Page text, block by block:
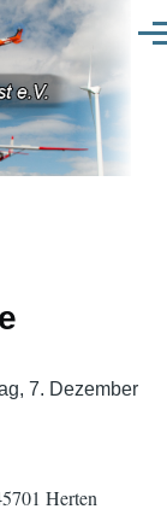
7. Dezember
Herten